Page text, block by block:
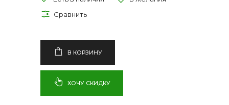
В КОРЗИНУ
ХОЧУ СКИДКУ